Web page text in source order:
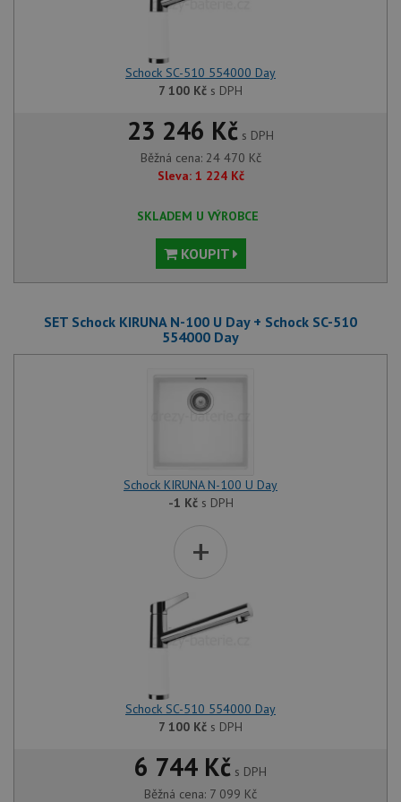
Schock SC-510 554000 Day
7 100 Kč s DPH
23 246 Kč s DPH
Běžná cena: 24 470 Kč
Sleva: 1 224 Kč
SKLADEM U VÝROBCE
KOUPIT
SET Schock KIRUNA N-100 U Day + Schock SC-510
554000 Day
Schock KIRUNA N-100 U Day
-1 Kčs DPH
+
Schock SC-510 554000 Day
7 100 Kč s DPH
6 744 Kč s DPH
Běžná cena: 7 099 Kč